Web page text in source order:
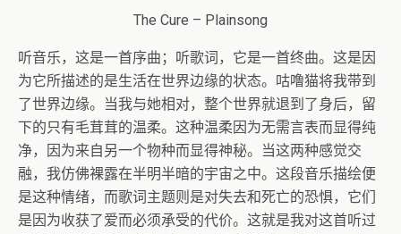
The Cure – Plainsong
听音乐，这是一首序曲；听歌词，它是一首终曲。这是因
为它所描述的是生活在世界边缘的状态。咕噜猫将我带到
了世界边缘。当我与她相对，整个世界就退到了身后，留
下的只有毛茸茸的温柔。这种温柔因为无需言表而显得纯
净，因为来自另一个物种而显得神秘。当这两种感觉交
融，我仿佛裸露在半明半暗的宇宙之中。这段音乐描绘便
是这种情绪，而歌词主题则是对失去和死亡的恐惧，它们
是因为收获了爱而必须承受的代价。这就是我对这首听过